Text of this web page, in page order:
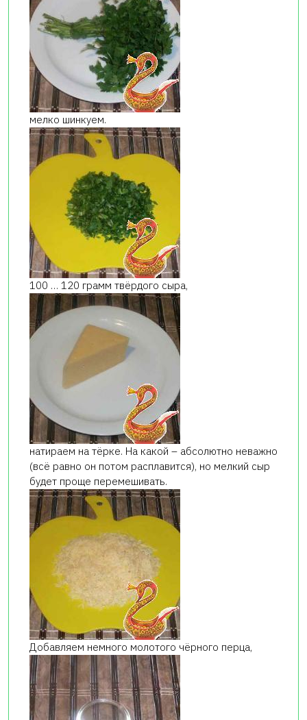
мелко шинкуем.
100 … 120 грамм твёрдого сыра,
натираем на тёрке. На какой – абсолютно неважно
(всё равно он потом расплавится), но мелкий сыр
будет проще перемешивать.
Добавляем немного молотого чёрного перца,